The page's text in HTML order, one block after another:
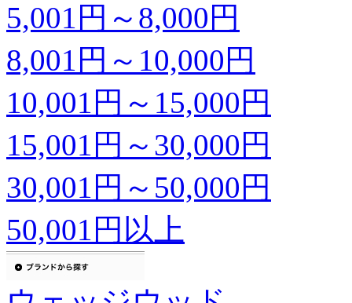
5,001円～8,000円
8,001円～10,000円
10,001円～15,000円
15,001円～30,000円
30,001円～50,000円
50,001円以上